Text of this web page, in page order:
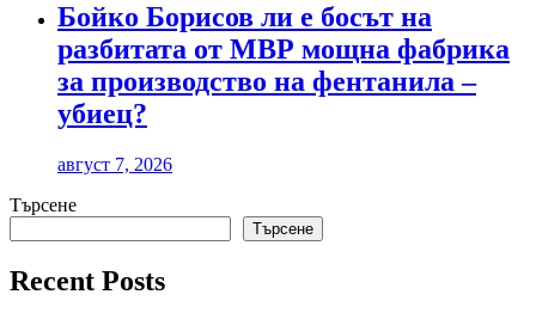
Бойко Борисов ли е босът на
разбитата от МВР мощна фабрика
за производство на фентанила –
убиец?
август 7, 2026
Търсене
Търсене
Recent Posts